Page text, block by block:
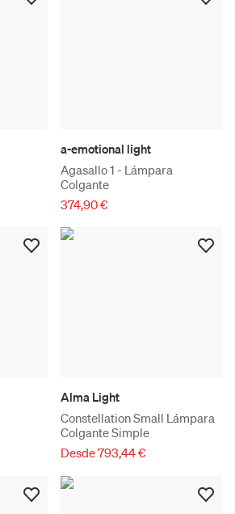
a-emotional light
Agasallo 1 - Lámpara
Colgante
374,90 €
Alma Light
Constellation Small Lámpara
Colgante Simple
Desde 793,44 €